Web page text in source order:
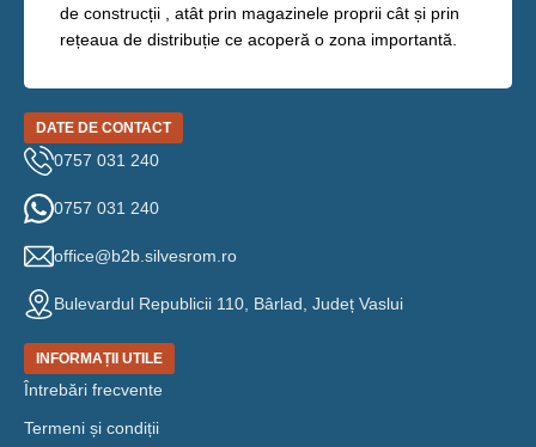
de construcții , atât prin magazinele proprii cât și prin
rețeaua de distribuție ce acoperă o zona importantă.
DATE DE CONTACT
0757 031 240
0757 031 240
office@b2b.silvesrom.ro
Bulevardul Republicii 110, Bârlad, Județ Vaslui
INFORMAȚII UTILE
Întrebări frecvente
Termeni și condiții